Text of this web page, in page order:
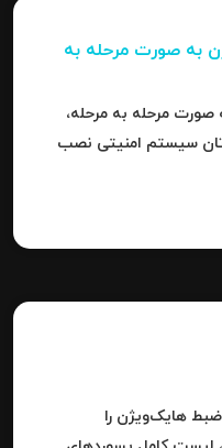
به صورت مرحله‌ به‌
مرحله‌ به‌ مرحله،
سیستم امنیتی نصب
نوشته شده است.
هایک‌ویژن را